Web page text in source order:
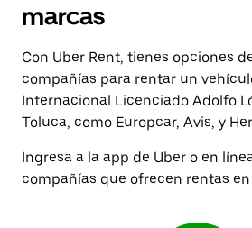
marcas
Con Uber Rent, tienes opciones
compañías para rentar un
Internacional Licenciado Adolfo
Toluca, como Europcar, Avis, y
Ingresa a la app de Uber o en
compañías que ofrecen rentas